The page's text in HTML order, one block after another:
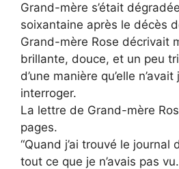
Grand-mère s’était
soixantaine après le décès
Grand-mère Rose décrivait
brillante, douce, et un peu
d’une manière qu’elle
interroger.
La lettre de Grand-mère
pages.
“Quand j’ai trouvé le journal
tout ce que je n’avais pas